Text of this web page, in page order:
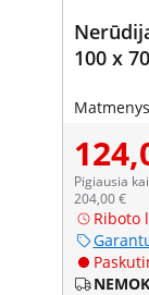
100 x
Pigiausia
204,00 €
Riboto